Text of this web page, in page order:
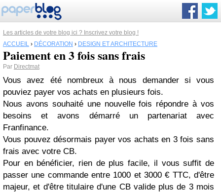
Les articles de votre blog ici ? Inscrivez votre blog !
ACCUEIL › DÉCORATION › DESIGN ET ARCHITECTURE
Paiement en 3 fois sans frais
Par Directmat
Vous avez été nombreux à nous demander si vous
pouviez payer vos achats en plusieurs fois.
Nous avons souhaité une nouvelle fois répondre à vos
besoins et avons démarré un partenariat avec
Franfinance.
Vous pouvez désormais payer vos achats en 3 fois sans
frais avec votre CB.
Pour en bénéficier, rien de plus facile, il vous suffit de
passer une commande entre 1000 et 3000 € TTC, d'être
majeur, et d'être titulaire d'une CB valide plus de 3 mois